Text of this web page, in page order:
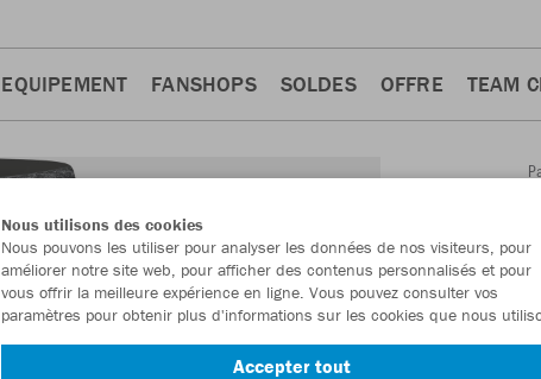
EQUIPEMENT FANSHOPS SOLDES OFFRE TEAM
Retour
JAKO
2.0
Nous utilisons des cookies
Nous pouvons les utiliser pour analyser les données de nos visiteurs, pour
améliorer notre site web, pour afficher des contenus personnalisés et pour
vous offrir la meilleure expérience en ligne. Vous pouvez consulter vos
paramètres pour obtenir plus d'informations sur les cookies que nous
Accepter tout